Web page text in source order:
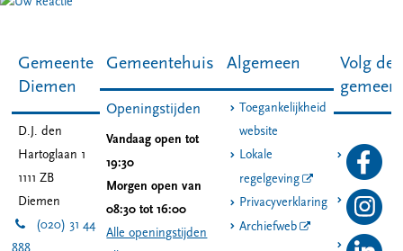
Gemeente
Diemen
D.J. den
Hartoglaan 1
1111 ZB
Diemen
(020) 31 44
Gemeentehuis
Openingstijden
Vandaag open tot
19:30
Morgen open van
08:30 tot 16:00
Alle openingstijden
Algemeen
Toegankelijkheid
website
Lokale
regelgeving
Privacyverklaring
Archiefweb
Volg de